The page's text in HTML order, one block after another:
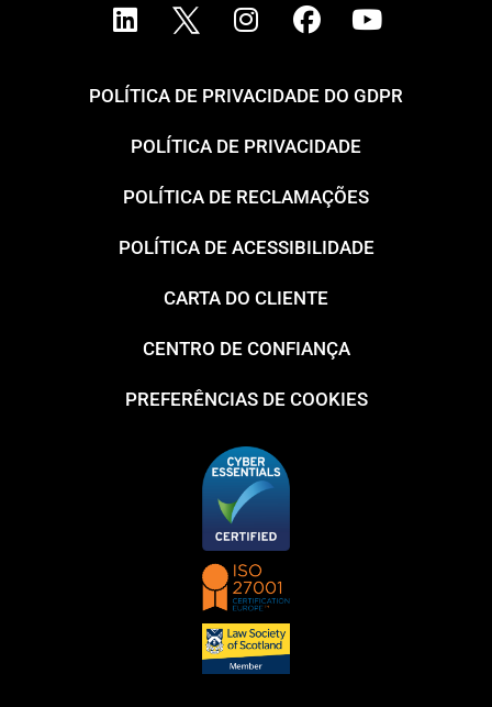
POLÍTICA DE PRIVACIDADE DO GDPR
POLÍTICA DE PRIVACIDADE
POLÍTICA DE RECLAMAÇÕES
POLÍTICA DE ACESSIBILIDADE
CARTA DO CLIENTE
CENTRO DE CONFIANÇA
PREFERÊNCIAS DE COOKIES